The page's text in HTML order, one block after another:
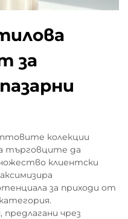
за
колекции
търговците да
клиентски
за приходи от
чрез